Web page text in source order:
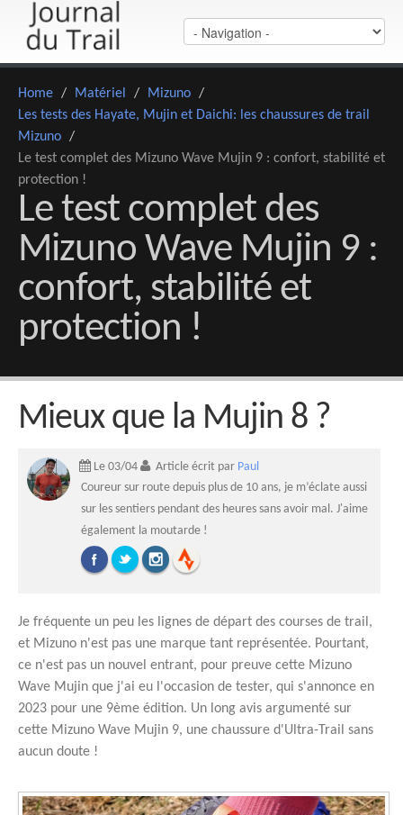
Home / Matériel / Mizuno /
Les tests des Hayate, Mujin et Daichi: les chaussures de trail
Mizuno /
Le test complet des Mizuno Wave Mujin 9 : confort, stabilité et
protection !
Le test complet des
Mizuno Wave Mujin 9 :
confort, stabilité et
protection !
Mieux que la Mujin 8 ?
Le 03/04 Article écrit par Paul
Coureur sur route depuis plus de 10 ans, je m’éclate aussi
sur les sentiers pendant des heures sans avoir mal. J'aime
également la moutarde !
Je fréquente un peu les lignes de départ des courses de trail,
et Mizuno n'est pas une marque tant représentée. Pourtant,
ce n'est pas un nouvel entrant, pour preuve cette Mizuno
Wave Mujin que j'ai eu l'occasion de tester, qui s'annonce en
2023 pour une 9ème édition. Un long avis argumenté sur
cette Mizuno Wave Mujin 9, une chaussure d'Ultra-Trail sans
aucun doute !